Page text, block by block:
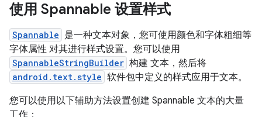
使用 Spannable 设置样式
Spannable 是一种文本对象，您可使用颜色和字体粗细等
字体属性 对其进行样式设置。您可以使用
SpannableStringBuilder 构建 文本，然后将
android.text.style 软件包中定义的样式应用于文本。
您可以使用以下辅助方法设置创建 Spannable 文本的大量
工作：